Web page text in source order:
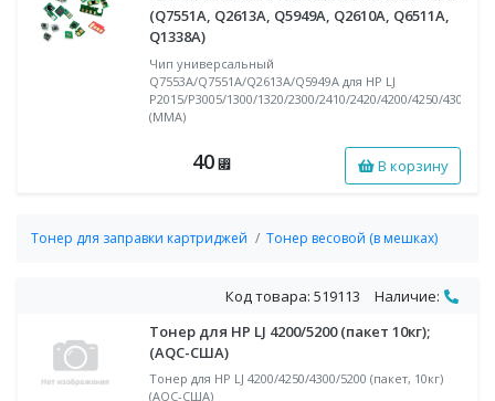
(Q7551A, Q2613A, Q5949A, Q2610A, Q6511A,
Q1338A)
Чип универсальный
Q7553A/Q7551A/Q2613A/Q5949A для HP LJ
P2015/P3005/1300/1320/2300/2410/2420/4200/4250/4300/
(MMA)
40 ⃏ В корзину
Тонер для заправки картриджей Тонер весовой (в мешках)
Код товара: 519113
Наличие:
Тонер для HP LJ 4200/5200 (пакет 10кг);
(AQC-США)
Тонер для HP LJ 4200/4250/4300/5200 (пакет, 10кг)
(AQC-США)